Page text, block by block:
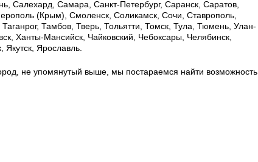
Салехард, Самара, Санкт-Петербург, Саранск, Саратов,
(Крым), Смоленск, Соликамск, Сочи, Ставрополь,
Тамбов, Тверь, Тольятти, Томск, Тула, Тюмень, Улан-
Ханты-Мансийск, Чайковский, Чебоксары, Челябинск,
Ярославль.
не упомянутый выше, мы постараемся найти возможность